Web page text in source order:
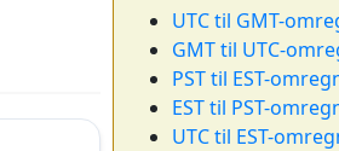
UTC til GMT-
GMT til UTC-
PST til EST-
EST til PST-
UTC til EST-